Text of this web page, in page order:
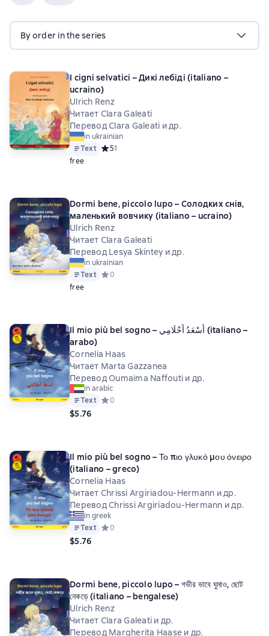
By order in the series
I cigni selvatici – Дикі лебіді (italiano –
ucraino)
Ulrich Renz
Читает Clara Galeati
Перевод Clara Galeati и др.
in ukrainian
Text Средний рейтинг 5 на основе 1 оценок
51
free
Dormi bene, piccolo lupo – Солодких снів,
маленький вовчикy (italiano – ucraino)
Ulrich Renz
Читает Clara Galeati
Перевод Lesya Skintey и др.
in ukrainian
Text Средний рейтинг 0 на основе 0 оценок
0
free
Il mio più bel sogno – أَسْعَدُ أَحْلَامِي (italiano –
arabo)
Cornelia Haas
Читает Marta Gazzanea
Перевод Oumaima Naffouti и др.
in arabic
Text Средний рейтинг 0 на основе 0 оценок
0
$5.76
Il mio più bel sogno – Το πιο γλυκό μου όνειρο
(italiano – greco)
Cornelia Haas
Читает Chrissi Argiriadou-Hermann и др.
Перевод Chrissi Argiriadou-Hermann и др.
in greek
Text Средний рейтинг 0 на основе 0 оценок
0
$5.76
Dormi bene, piccolo lupo – গভীর ভাবে ঘুমাও, ছোট
নেকড়ে (italiano – bengalese)
Ulrich Renz
Читает Clara Galeati и др.
Перевод Margherita Haase и др.